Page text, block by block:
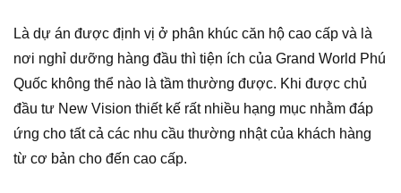
Là dự án được định vị ở phân khúc căn hộ cao cấp và là
nơi nghỉ dưỡng hàng đầu thì tiện ích của Grand World Phú
Quốc không thể nào là tầm thường được. Khi được chủ
đầu tư New Vision thiết kế rất nhiều hạng mục nhằm đáp
ứng cho tất cả các nhu cầu thường nhật của khách hàng
từ cơ bản cho đến cao cấp.